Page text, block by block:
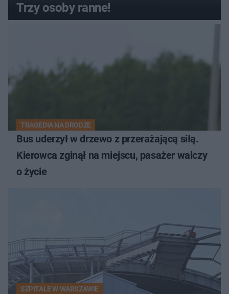
Trzy osoby ranne!
TRAGEDIA NA DRODZE
Bus uderzył w drzewo z przerażającą siłą.
Kierowca zginął na miejscu, pasażer walczy
o życie
SZPITALE W WARSZAWIE